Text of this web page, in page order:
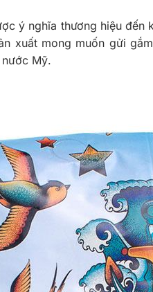
ý nghĩa thương hiệu đến
xuất mong muốn gửi
Mỹ.